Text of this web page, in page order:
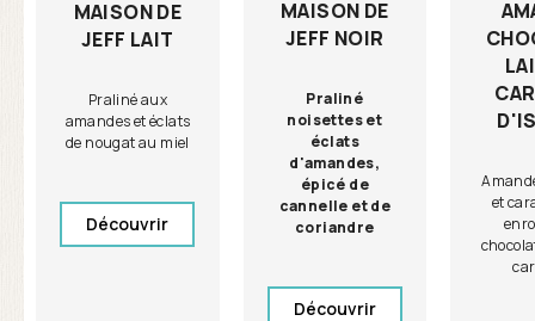
MAISON DE
JEFF LAIT
Praliné aux
amandes et éclats
de nougat au miel
Découvrir
MAISON DE
JEFF NOIR
Praliné
noisettes et
éclats
d'amandes,
épicé de
cannelle et de
coriandre
Découvrir
et